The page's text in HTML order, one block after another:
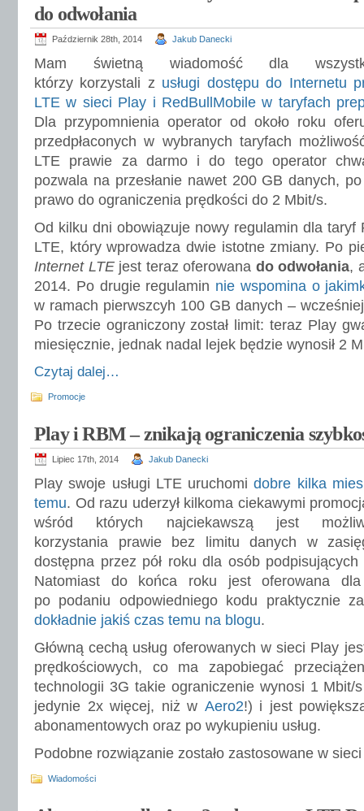
do odwołania
Październik 28th, 2014 Jakub Danecki
Mam świetną wiadomość dla
którzy korzystali z usługi dostępu do Internetu
LTE w sieci Play i RedBullMobile w taryfach
Dla przypomnienia operator od około roku
przedpłaconych w wybranych taryfach
LTE prawie za darmo i do tego operator
pozwala na przesłanie nawet 200 GB danych,
prawo do ograniczenia prędkości do 2 Mbit/s.
Od kilku dni obowiązuje nowy regulamin dla taryf
LTE, który wprowadza dwie istotne zmiany. Po
Internet LTEjest teraz oferowana do odwołania,
2014. Po drugie regulamin nie wspomina o
w ramach pierwszcyh 100 GB danych –
Po trzecie ograniczony został limit: teraz Play
miesięcznie, jednak nadal lejek będzie wynosił 2
Czytaj dalej…
Promocje
Play i RBM – znikają ograniczenia
Lipiec 17th, 2014 Jakub Danecki
Play swoje usługi LTE uruchomidobre kilka
temu. Od razu uderzył kilkoma ciekawymi
wśród których najciekawszą jest
korzystania prawie bez limitu danych w
dostępna przez pół roku dla osób
Natomiast do końca roku jest oferowana dla
po podaniu odpowiedniego kodu praktycznie
dokładnie jakiś czas temu na blogu.
Główną cechą usług oferowanych w sieci Play
prędkościowych, co ma zapobiegać
technologii 3G takie ograniczenie wynosi 1 Mbit/
jedynie 2x więcej, niż w Aero2!) i jest
abonamentowych oraz po wykupieniu usług.
Podobne rozwiązanie zostało zastosowane w
Wiadomości